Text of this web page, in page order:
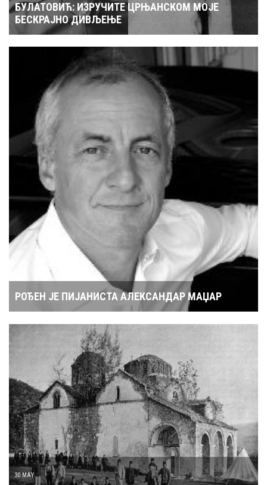
БУЛАТОВИЋ: ИЗРУЧИТЕ ЦРЊАНСКОМ МОЈЕ
БЕСКРАЈНО ДИВЉЕЊЕ
РОЂЕН ЈЕ ПИЈАНИСТА АЛЕКСАНДАР МАЏАР
30 MAY